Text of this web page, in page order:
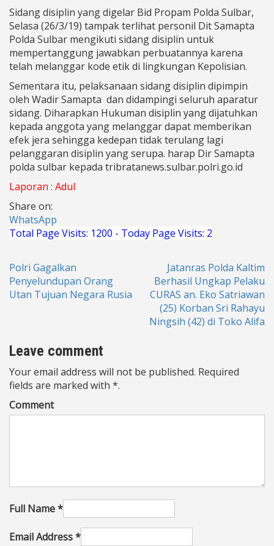
Sidang disiplin yang digelar Bid Propam Polda Sulbar,
Selasa (26/3/19) tampak terlihat personil Dit Samapta
Polda Sulbar mengikuti sidang disiplin untuk
mempertanggung jawabkan perbuatannya karena
telah melanggar kode etik di lingkungan Kepolisian.
Sementara itu, pelaksanaan sidang disiplin dipimpin
oleh Wadir Samapta dan didampingi seluruh aparatur
sidang. Diharapkan Hukuman disiplin yang dijatuhkan
kepada anggota yang melanggar dapat memberikan
efek jera sehingga kedepan tidak terulang lagi
pelanggaran disiplin yang serupa. harap Dir Samapta
polda sulbar kepada tribratanews.sulbar.polri.go.id
Laporan : Adul
Share on:
WhatsApp
Total Page Visits: 1200 - Today Page Visits: 2
Navigasi
pos
Polri Gagalkan
Penyelundupan Orang
Utan Tujuan Negara Rusia
Jatanras Polda Kaltim
Berhasil Ungkap Pelaku
CURAS an. Eko Satriawan
(25) Korban Sri Rahayu
Ningsih (42) di Toko Alifa
Leave comment
Your email address will not be published. Required
fields are marked with *.
Comment
Full Name *
Email Address *